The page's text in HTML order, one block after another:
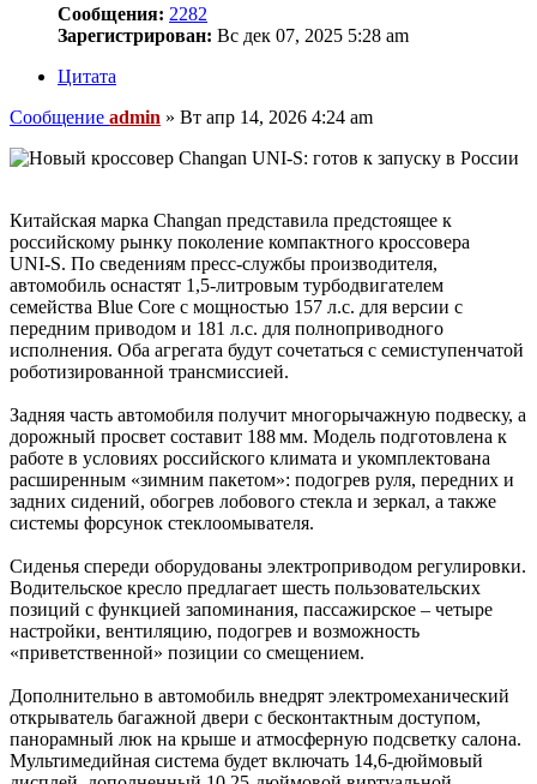
Сообщения: 2282
Зарегистрирован: Вс дек 07, 2025 5:28 am
Цитата
Сообщение admin » Вт апр 14, 2026 4:24 am
Китайская марка Changan представила предстоящее к
российскому рынку поколение компактного кроссовера
UNI‑S. По сведениям пресс‑службы производителя,
автомобиль оснастят 1,5‑литровым турбодвигателем
семейства Blue Core с мощностью 157 л.с. для версии с
передним приводом и 181 л.с. для полноприводного
исполнения. Оба агрегата будут сочетаться с семиступенчатой
роботизированной трансмиссией.
Задняя часть автомобиля получит многорычажную подвеску, а
дорожный просвет составит 188 мм. Модель подготовлена к
работе в условиях российского климата и укомплектована
расширенным «зимним пакетом»: подогрев руля, передних и
задних сидений, обогрев лобового стекла и зеркал, а также
системы форсунок стеклоомывателя.
Сиденья спереди оборудованы электроприводом регулировки.
Водительское кресло предлагает шесть пользовательских
позиций с функцией запоминания, пассажирское – четыре
настройки, вентиляцию, подогрев и возможность
«приветственной» позиции со смещением.
Дополнительно в автомобиль внедрят электромеханический
открыватель багажной двери с бесконтактным доступом,
панорамный люк на крыше и атмосферную подсветку салона.
Мультимедийная система будет включать 14,6‑дюймовый